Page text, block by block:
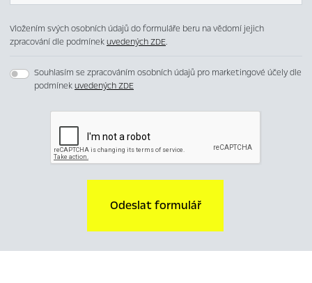
Vložením svých osobních údajů do formuláře beru na vědomí jejich
zpracování dle podmínekuvedených ZDE.
Souhlasím se zpracováním osobních údajů pro marketingové účely dle
podmínekuvedených ZDE
Odeslat formulář